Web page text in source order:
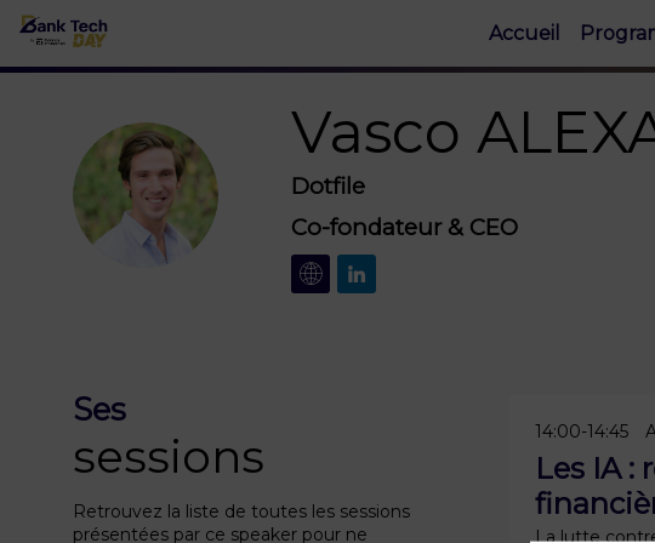
Accueil
VA
Vasco
Dotfile
Co-fondateur & CEO
Ses
sessions
Retrouvez la liste de toutes les sessions
présentées par ce speaker pour ne
14:00-14:45
Les IA
La lutte